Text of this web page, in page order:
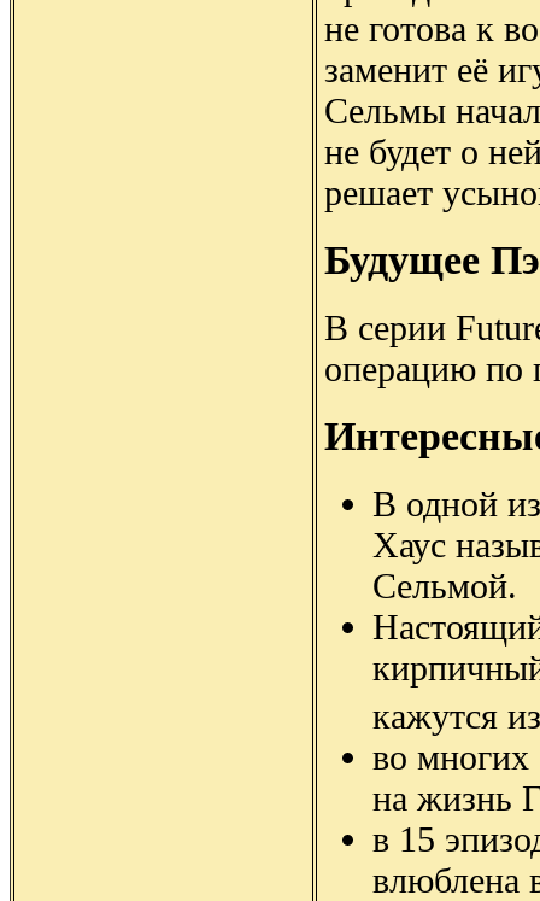
не готова к
заменит её
Сельмы
не будет о
решает
Будущее
В серии
операцию по
В одной
Хаус
Сельмой.
кажутся
во многих
на жизнь
в 15
влюблена